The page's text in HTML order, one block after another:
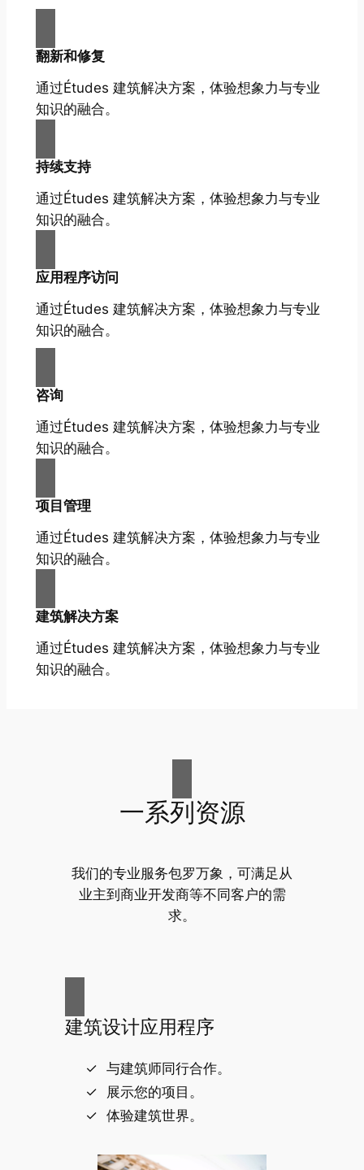
翻新和修复
通过Études 建筑解决方案，体验想象力与专业
知识的融合。
持续支持
通过Études 建筑解决方案，体验想象力与专业
知识的融合。
应用程序访问
通过Études 建筑解决方案，体验想象力与专业
知识的融合。
咨询
通过Études 建筑解决方案，体验想象力与专业
知识的融合。
项目管理
通过Études 建筑解决方案，体验想象力与专业
知识的融合。
建筑解决方案
通过Études 建筑解决方案，体验想象力与专业
知识的融合。
一系列资源
我们的专业服务包罗万象，可满足从
业主到商业开发商等不同客户的需
求。
建筑设计应用程序
与建筑师同行合作。
展示您的项目。
体验建筑世界。